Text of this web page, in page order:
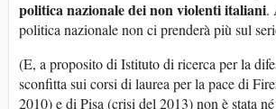
politica nazionale dei non violenti italiani.
politica nazionale non ci prenderà più sul
(E, a proposito di Istituto di ricerca per la
sconfitta sui corsi di laurea per la pace di
2010) e di Pisa (crisi del 2013) non è stata